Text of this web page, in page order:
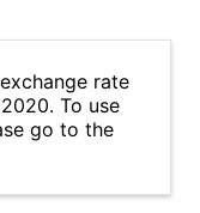
rate
To use
go to the